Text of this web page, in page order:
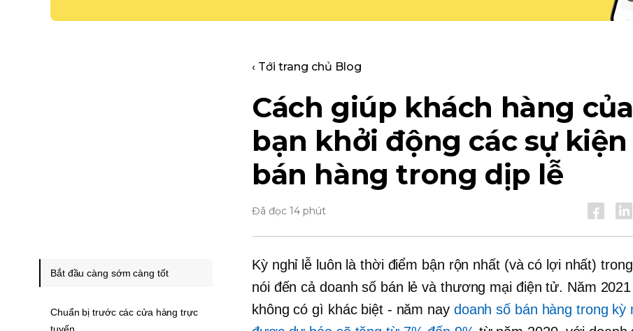
‹ Tới trang chủ Blog
Cách giúp khách hàng của
bạn khởi động các sự kiện
bán hàng trong dịp lễ
Đã đọc 14 phút
Kỳ nghỉ lễ luôn là thời điểm bận rộn nhất (và có lợi nhất)
nói đến cả doanh số bán lẻ và thương mại điện tử. Năm
không có gì khác biệt - năm nay doanh số bán hàng trong kỳ
Bắt đầu càng sớm càng tốt
Chuẩn bị trước các cửa hàng trực